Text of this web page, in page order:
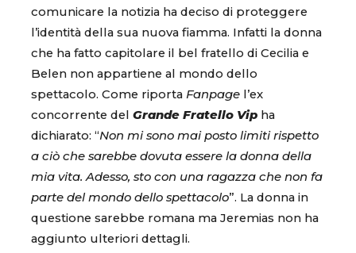
comunicare la notizia ha deciso di proteggere
l’identità della sua nuova fiamma. Infatti la donna
che ha fatto capitolare il bel fratello di Cecilia e
Belen non appartiene al mondo dello
spettacolo. Come riporta Fanpage l’ex
concorrente del Grande Fratello Vip ha
dichiarato: “Non mi sono mai posto limiti rispetto
a ciò che sarebbe dovuta essere la donna della
mia vita. Adesso, sto con una ragazza che non fa
parte del mondo dello spettacolo”. La donna in
questione sarebbe romana ma Jeremias non ha
aggiunto ulteriori dettagli.